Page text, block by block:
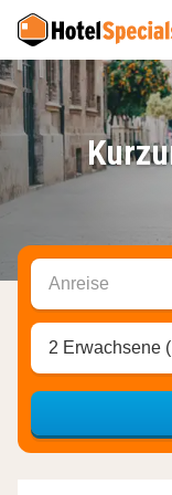
Anreise
2 Erwachsene